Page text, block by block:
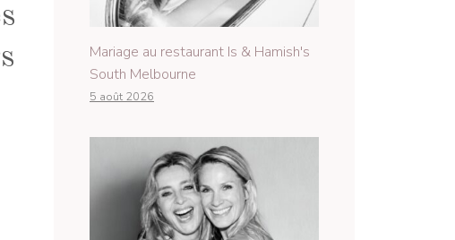
Mariage au restaurant Is & Hamish's
South Melbourne
5 août 2026